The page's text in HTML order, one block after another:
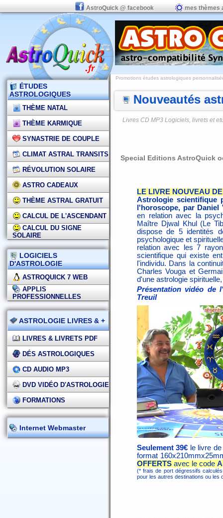
AstroQuick @ facebook mes thèmes
ÉTUDES
ASTROLOGIQUES
THÈME NATAL
THÈME KARMIQUE
SYNASTRIE DE COUPLE
CLIMAT ASTRAL TRANSITS
RÉVOLUTION SOLAIRE
ASTRO CADEAUX
THÈME ASTRAL GRATUIT
CALCUL DE L'ASCENDANT
CALCUL DU SIGNE
SOLAIRE
LOGICIELS
D'ASTROLOGIE
ASTROQUICK 7 WEB
APPLIS
PROFESSIONNELLES
ASTROLOGIE LIVRES & +
LIVRES & LIVRETS PDF
DÉS ASTROLOGIQUES
CD AUDIO MP3
DVD VIDÉO D'ASTROLOGIE
FORMATIONS
Internet Webmaster
Promotions études astrologiques
Nouveautés
Livres CD MP3 Logiciels, livrets et
Special Editions AstroQuick
LE LIVRE NOUVEAU
Astrologie scientifique
l'horoscope, par Daniel
en relation avec la
Maître Djwal Khul (Le
dispose de 5 identités
psychologique et
relation avec les 7
scientifique qui existe
l'individu. Dans la
Charles Vouga et
d'une astrologie
Présentation vidéo de
Treuil
Seulement 39€ le livre
format
OFFERTS avec le code
(* frais de port dégressifs
pour les autres destinations ou les